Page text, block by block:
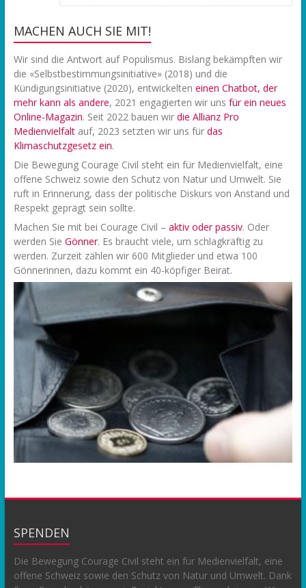
MACHEN AUCH SIE MIT!
Wir sind die Antwort auf Populismus. Bislang bekämpften wir
die «Selbstbestimmungsinitiative» (2018) und die
Kündigungsinitiative (2020), entwickelten einen Chatbot, der
mehr kann als andere, 2021 engagierten wir uns für ein neues
Online-Magazin. Seit 2022 bauen wir die Allianz Pro
Medienvielfaltauf, 2023 setzten wir uns für das
Klimaschutzgesetz ein.
Die Bewegung Courage Civil steht ein für Medienvielfalt, eine
offene Schweiz sowie den Schutz von Natur und Umwelt. Sie
ruft in Erinnerung, dass der politische Diskurs von Anstand und
Respekt geprägt sein sollte.
Machen Sie mit bei Courage Civil – aktiv oder passiv. Oder
werden Sie Gönner. Es braucht viele, um schlagkräftig zu
werden. Zurzeit zählen wir 600 Mitglieder und etwa 100
Gönnerinnen, dazu kommt ein 40-köpfiger Beirat.
SPENDEN
Die Bewegung Courage Civil steht ein für Medienvielfalt, eine
offene Schweiz sowie den Schutz von Natur und Umwelt. Dank